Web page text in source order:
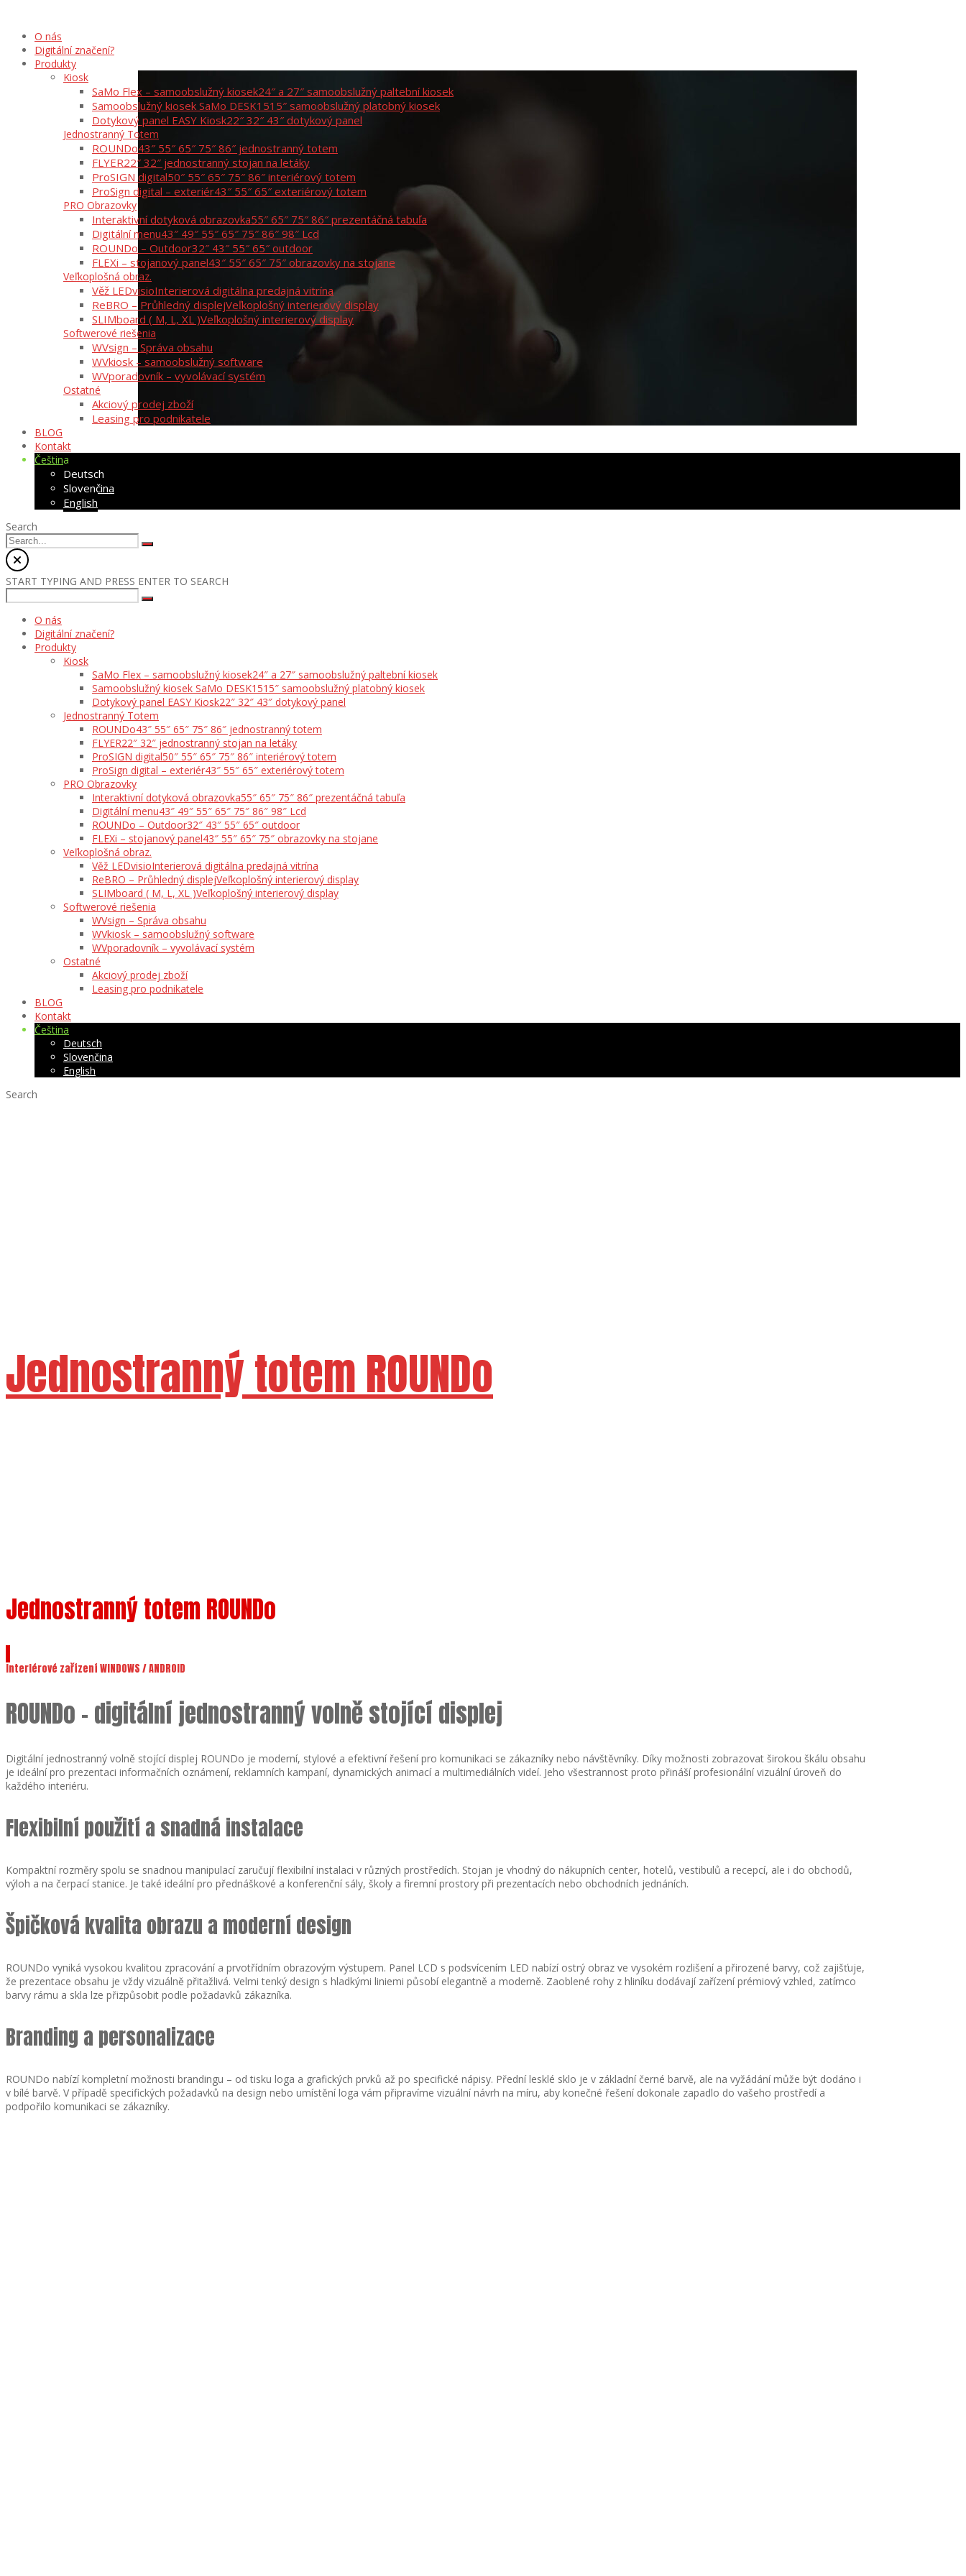
O nás
Digitální značení?
Produkty
Kiosk
SaMo Flex – samoobslužný kiosek24″ a 27″ samoobslužný paltební kiosek
Samoobslužný kiosek SaMo DESK1515″ samoobslužný platobný kiosek
Dotykový panel EASY Kiosk22″ 32″ 43″ dotykový panel
Jednostranný Totem
ROUNDo43″ 55″ 65″ 75″ 86″ jednostranný totem
FLYER22″ 32″ jednostranný stojan na letáky
ProSIGN digital50″ 55″ 65″ 75″ 86″ interiérový totem
ProSign digital – exteriér43″ 55″ 65″ exteriérový totem
PRO Obrazovky
Interaktivní dotyková obrazovka55″ 65″ 75″ 86″ prezentáčná tabuľa
Digitální menu43″ 49″ 55″ 65″ 75″ 86″ 98″ Lcd
ROUNDo – Outdoor32″ 43″ 55″ 65″ outdoor
FLEXi – stojanový panel43″ 55″ 65″ 75″ obrazovky na stojane
Veľkoplošná obraz.
Věž LEDvisioInterierová digitálna predajná vitrína
ReBRO – Průhledný displejVeľkoplošný interierový display
SLIMboard ( M, L, XL )Veľkoplošný interierový display
Softwerové riešenia
WVsign – Správa obsahu
WVkiosk – samoobslužný software
WVporadovník – vyvolávací systém
Ostatné
Akciový prodej zboží
Leasing pro podnikatele
BLOG
Kontakt
Čeština
Deutsch
Slovenčina
English
Search
START TYPING AND PRESS ENTER TO SEARCH
O nás
Digitální značení?
Produkty
Kiosk
SaMo Flex – samoobslužný kiosek24″ a 27″ samoobslužný paltební kiosek
Samoobslužný kiosek SaMo DESK1515″ samoobslužný platobný kiosek
Dotykový panel EASY Kiosk22″ 32″ 43″ dotykový panel
Jednostranný Totem
ROUNDo43″ 55″ 65″ 75″ 86″ jednostranný totem
FLYER22″ 32″ jednostranný stojan na letáky
ProSIGN digital50″ 55″ 65″ 75″ 86″ interiérový totem
ProSign digital – exteriér43″ 55″ 65″ exteriérový totem
PRO Obrazovky
Interaktivní dotyková obrazovka55″ 65″ 75″ 86″ prezentáčná tabuľa
Digitální menu43″ 49″ 55″ 65″ 75″ 86″ 98″ Lcd
ROUNDo – Outdoor32″ 43″ 55″ 65″ outdoor
FLEXi – stojanový panel43″ 55″ 65″ 75″ obrazovky na stojane
Veľkoplošná obraz.
Věž LEDvisioInterierová digitálna predajná vitrína
ReBRO – Průhledný displejVeľkoplošný interierový display
SLIMboard ( M, L, XL )Veľkoplošný interierový display
Softwerové riešenia
WVsign – Správa obsahu
WVkiosk – samoobslužný software
WVporadovník – vyvolávací systém
Ostatné
Akciový prodej zboží
Leasing pro podnikatele
BLOG
Kontakt
Čeština
Deutsch
Slovenčina
English
Search
Jednostranný totem ROUNDo
Jednostranný totem ROUNDo
Interiérové zařízení WINDOWS / ANDROID
ROUNDo – digitální jednostranný volně stojící displej
Digitální jednostranný volně stojící displej ROUNDo je moderní, stylové a efektivní řešení pro komunikaci se zákazníky nebo návštěvníky. Díky možnosti zobrazovat širokou škálu obsahu
je ideální pro prezentaci informačních oznámení, reklamních kampaní, dynamických animací a multimediálních videí. Jeho všestrannost proto přináší profesionální vizuální úroveň do
každého interiéru.
Flexibilní použití a snadná instalace
Kompaktní rozměry spolu se snadnou manipulací zaručují flexibilní instalaci v různých prostředích. Stojan je vhodný do nákupních center, hotelů, vestibulů a recepcí, ale i do obchodů,
výloh a na čerpací stanice. Je také ideální pro přednáškové a konferenční sály, školy a firemní prostory při prezentacích nebo obchodních jednáních.
Špičková kvalita obrazu a moderní design
ROUNDo vyniká vysokou kvalitou zpracování a prvotřídním obrazovým výstupem. Panel LCD s podsvícením LED nabízí ostrý obraz ve vysokém rozlišení a přirozené barvy, což zajišťuje,
že prezentace obsahu je vždy vizuálně přitažlivá. Velmi tenký design s hladkými liniemi působí elegantně a moderně. Zaoblené rohy z hliníku dodávají zařízení prémiový vzhled, zatímco
barvy rámu a skla lze přizpůsobit podle požadavků zákazníka.
Branding a personalizace
ROUNDo nabízí kompletní možnosti brandingu – od tisku loga a grafických prvků až po specifické nápisy. Přední lesklé sklo je v základní černé barvě, ale na vyžádání může být dodáno i
v bílé barvě. V případě specifických požadavků na design nebo umístění loga vám připravíme vizuální návrh na míru, aby konečné řešení dokonale zapadlo do vašeho prostředí a
podpořilo komunikaci se zákazníky.